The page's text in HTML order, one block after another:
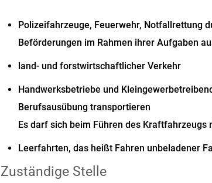
Polizeifahrzeuge, Feuerwehr, Notfallrettung
Beförderungen im Rahmen ihrer Aufgaben
land- und forstwirtschaftlicher Verkehr
Handwerksbetriebe und
Berufsausübung transportieren
Es darf sich beim Führen des
Leerfahrten, das heißt Fahren unbeladener
Zuständige Stelle